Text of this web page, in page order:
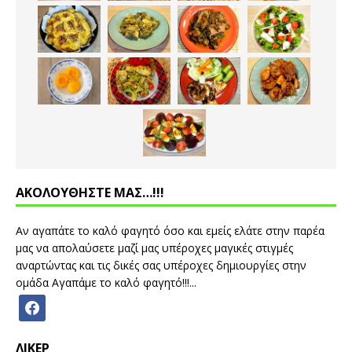
ΑΚΟΛΟΥΘΗΣΤΕ ΜΑΣ…!!!
Αν αγαπάτε το καλό φαγητό όσο και εμείς ελάτε στην παρέα
μας να απολαύσετε μαζί μας υπέροχες μαγικές στιγμές
αναρτώντας και τις δικές σας υπέροχες δημιουργίες στην
ομάδα Αγαπάμε το καλό φαγητό!!!...
ΛΙΚΕΡ